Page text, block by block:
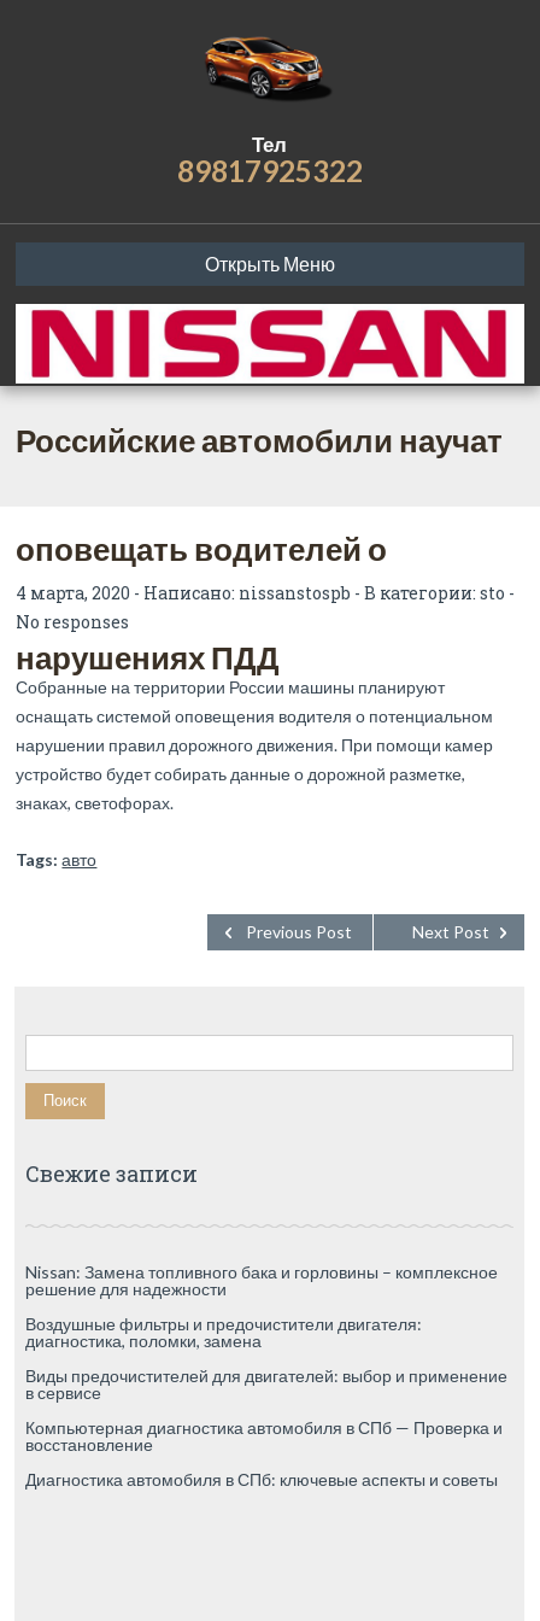
Тел
89817925322
Открыть Меню
Российские автомобили научат
оповещать водителей о
нарушениях ПДД
4 марта, 2020 - Написано: nissanstospb - В категории:sto -
No responses
Собранные на территории России машины планируют
оснащать системой оповещения водителя о потенциальном
нарушении правил дорожного движения. При помощи камер
устройство будет собирать данные о дорожной разметке,
знаках, светофорах.
Tags: авто
Next Post
Previous Post
Найти:
Свежие записи
Nissan: Замена топливного бака и горловины – комплексное
решение для надежности
Воздушные фильтры и предочистители двигателя:
диагностика, поломки, замена
Виды предочистителей для двигателей: выбор и применение
в сервисе
Компьютерная диагностика автомобиля в СПб — Проверка и
восстановление
Диагностика автомобиля в СПб: ключевые аспекты и советы